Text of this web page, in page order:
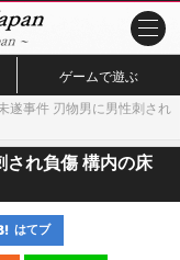
ゲームで遊ぶ
遂事件 刃物男に男性刺され
され負傷 構内の床
はてブ